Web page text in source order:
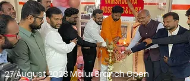
27 August 2023 Malur Branch Open